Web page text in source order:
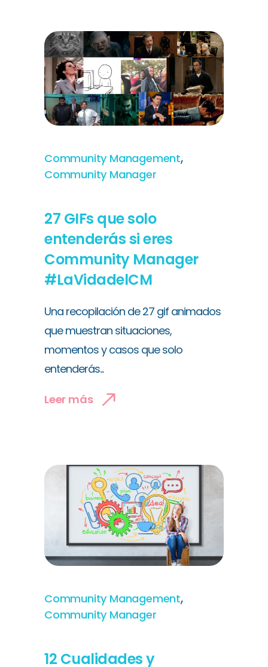
Community Management,
Community Manager
27 GIFs que solo
entenderás si eres
Community Manager
#LaVidadelCM
Una recopilación de 27 gif animados
que muestran situaciones,
momentos y casos que solo
entenderás...
Leer más
Community Management,
Community Manager
12 Cualidades y